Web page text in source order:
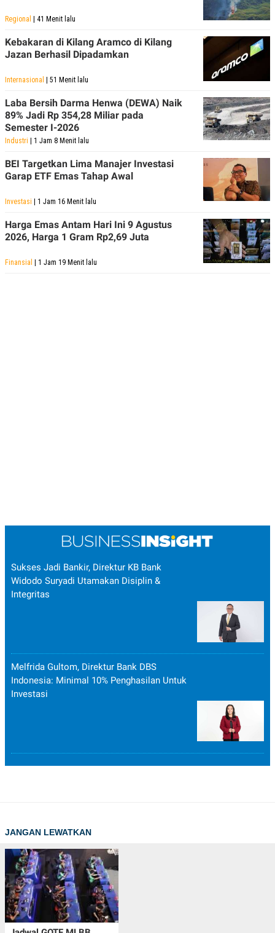
Regional | 41 Menit lalu
Kebakaran di Kilang Aramco di Kilang
Jazan Berhasil Dipadamkan
Internasional | 51 Menit lalu
Laba Bersih Darma Henwa (DEWA) Naik
89% Jadi Rp 354,28 Miliar pada
Semester I-2026
Industri | 1 Jam 8 Menit lalu
BEI Targetkan Lima Manajer Investasi
Garap ETF Emas Tahap Awal
Investasi | 1 Jam 16 Menit lalu
Harga Emas Antam Hari Ini 9 Agustus
2026, Harga 1 Gram Rp2,69 Juta
Finansial | 1 Jam 19 Menit lalu
Sukses Jadi Bankir, Direktur KB Bank
Widodo Suryadi Utamakan Disiplin &
Integritas
Melfrida Gultom, Direktur Bank DBS
Indonesia: Minimal 10% Penghasilan Untuk
Investasi
JANGAN LEWATKAN